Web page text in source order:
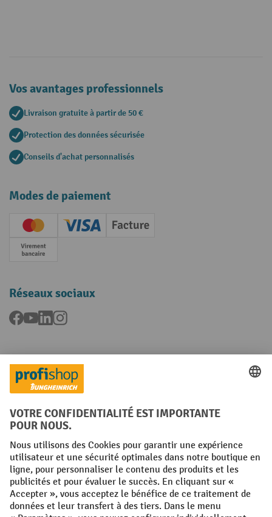
Vos avantages professionnels
Livraison gratuite à partir de 50 €
Protection des données sécurisée
Conseils d'achat personnalisés
Modes de paiement
Creditcard (Master)Creditcard (Visa)
Facture
Paiement anticipé
Réseaux sociaux
Facebook
YouTubeLinkedInInstagram
Langues
FR NL
Conditions générales Mentions légales
Protection des Données Politique de cookies
All prices excl. VAT plusshipping costsand possible delivery charges,
if not stated otherwise.